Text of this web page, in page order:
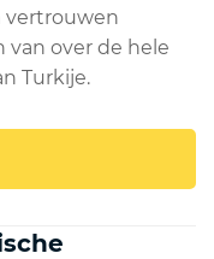
vertrouwen
over de hele
Turkije.